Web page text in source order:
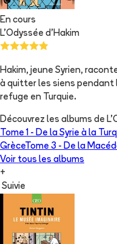
En cours
L'Odyssée d'Hakim
Hakim, jeune Syrien,
à quitter les siens pendant
refuge en Turquie.
Découvrez les albums de
Tome 1 - De la Syrie à la
GrèceTome 3 - De la
Voir tous les albums
+
Suivie